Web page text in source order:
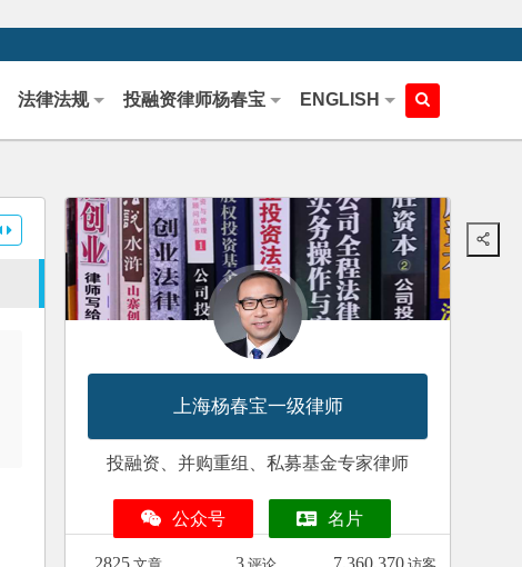
法律法规 投融资律师杨春宝 ENGLISH
上海杨春宝一级律师
投融资、并购重组、私募基金专家律师
公众号 名片
2825 3 7,360,370